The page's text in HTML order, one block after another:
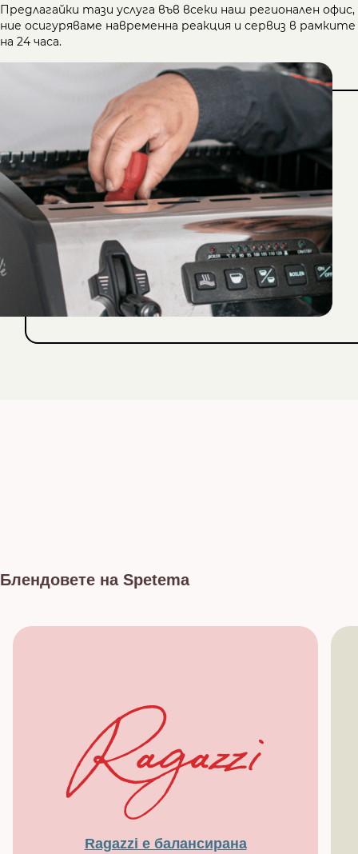
Предлагайки тази услуга във всеки наш регионален офис,
ние осигуряваме навременна реакция и сервиз в рамките
на 24 часа.
Блендовете на Spetema
Ragazzi е балансирана